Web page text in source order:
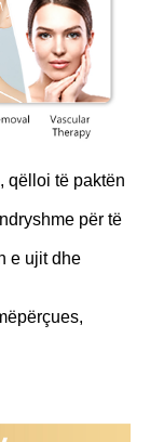
qëlloi të paktën
për të
e ujit dhe